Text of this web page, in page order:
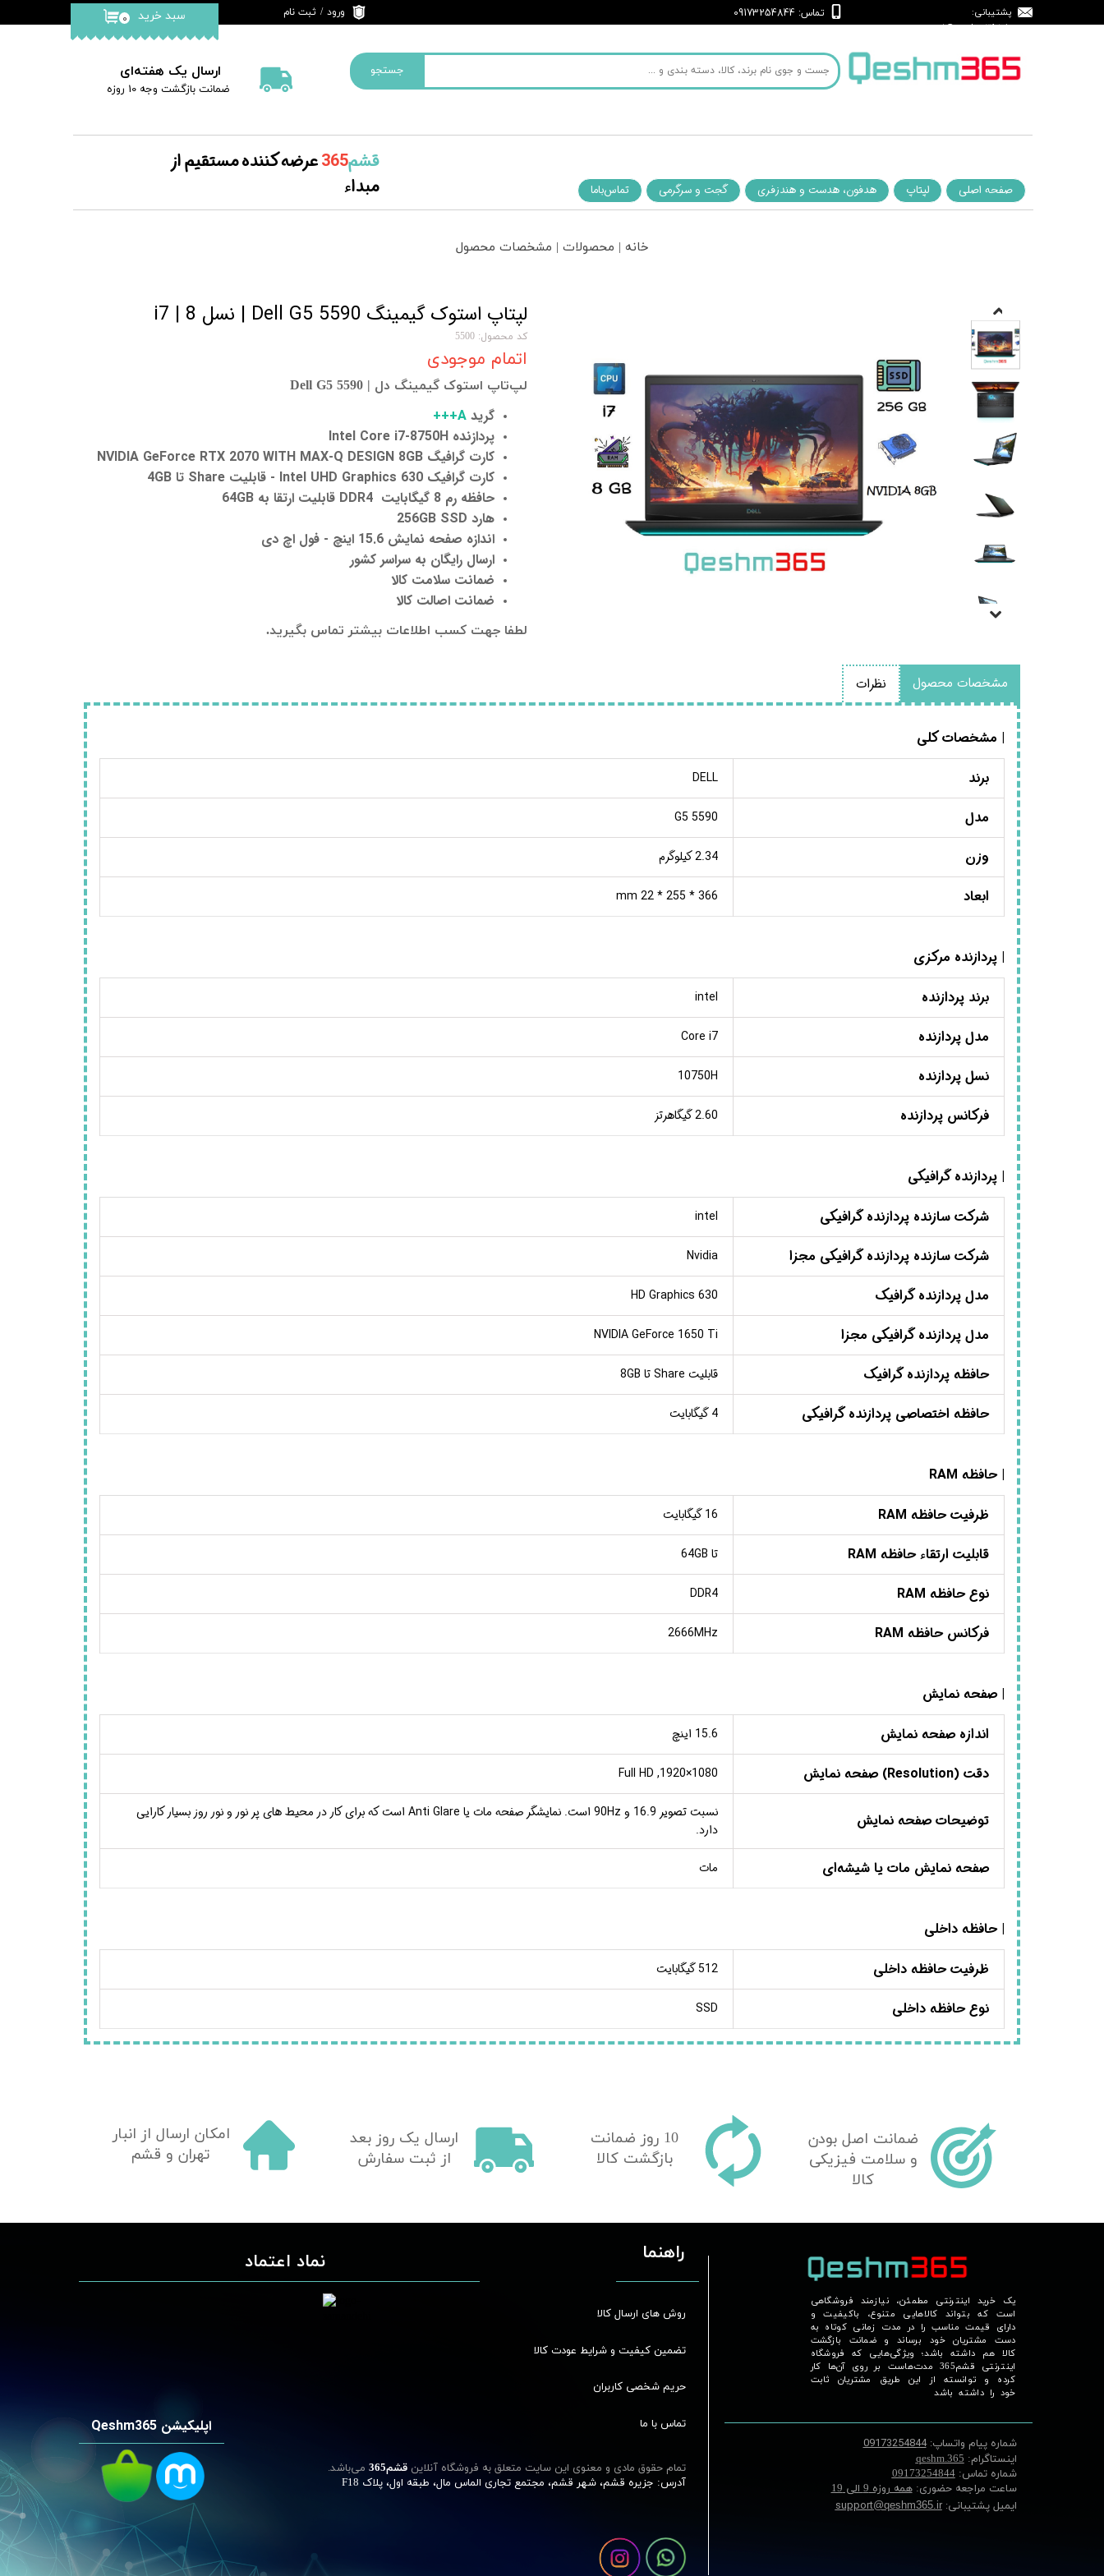
جستجو
ارسال یک هفته‌ای
​ضمانت بازگشت وجه 10 روزه
پشتیبانی:
support@qeshm365.ir
تماس: 09173254844 ۰ سبد خرید ورود / ثبت نام
تغییر گذر واژه
صفحه اصلی لپتاپ هدفون، هدست و هندزفری گجت و سرگرمی تماس‌با‌ما
قشم‌365عرضه کننده مستقیم از
مبداء
خانه | محصولات | مشخصات محصول
لپتاپ استوک گیمینگ Dell G5 5590 | نسل 8 | i7
کد محصول: 5500
اتمام موجودی
لپ‌تاپ استوک گیمینگ دل | Dell G5 5590
گرید A+++
پردازنده Intel Core i7-8750H
کارت گرافیگ NVIDIA GeForce RTX 2070 WITH MAX-Q DESIGN 8GB
کارت گرافیک Intel UHD Graphics 630 - قابلیت Share تا 4GB
حافظه رم 8 گیگابایت DDR4 قابلیت ارتقا به 64GB
هارد 256GB SSD
اندازه صفحه نمایش 15.6 اینچ - فول اچ دی
ارسال رایگان به سراسر کشور
ضمانت سلامت کالا
ضمانت اصالت کالا
لطفا جهت کسب اطلاعات بیشتر تماس بگیرید.
مشخصات محصول نظرات
| مشخصات کلی
برند
DELL
مدل G5 5590
وزن 2.34 کیلوگرم
ابعاد 366 * 255 * 22 mm
| پردازنده مرکزی
برند پردازنده
intel
مدل پردازنده Core i7
نسل پردازنده 10750H
فرکانس پردازنده 2.60 گیگاهرتز
| پردازنده گرافیکی
شرکت سازنده پردازنده گرافیکی
intel
شرکت سازنده پردازنده گرافیکی مجزا Nvidia
مدل پردازنده گرافیک HD Graphics 630
مدل پردازنده گرافیکی مجزا NVIDIA GeForce 1650 Ti
حافظه پردازنده گرافیک قابلیت Share تا 8GB
حافظه اختصاصی پردازنده گرافیکی 4 گیگابایت
| حافظه RAM
ظرفیت حافظه RAM
16 گیگابایت
قابلیت ارتقاء حافظه RAM تا 64GB
نوع حافظه RAM DDR4
فرکانس حافظه RAM 2666MHz
| صفحه نمایش
اندازه صفحه نمایش
15.6 اینچ
دقت (Resolution) صفحه نمایش 1080×1920, Full HD
توضیحات صفحه نمایش
نسبت تصویر 16.9 و 90Hz است. نمایشگر صفحه مات یا Anti Glare است که برای کار در محیط های پر نور و نور روز بسیار کارایی
دارد.
صفحه نمایش مات یا شیشه‌ای مات
| حافظه داخلی
ظرفیت حافظه داخلی
512 گیگابایت
نوع حافظه داخلی SSD
ضمانت اصل بودن
و سلامت فیزیکی
کالا
10 روز ضمانت
بازگشت کالا
​ارسال یک روز بعد
از ثبت سفارش
امکان ارسال از انبار
تهران و قشم
یک خرید اینترنتی مطمئن، نیازمند فروشگاهی
است که بتواند کالاهایی متنوع، باکیفیت و
دارای قیمت مناسب را در مدت زمانی کوتاه به
دست مشتریان خود برساند و ضمانت بازگشت
کالا هم داشته باشد؛ ویژگی‌هایی که فروشگاه
اینترنتی قشم365 مدت‌هاست بر روی آن‌ها کار
کرده و توانسته از این طریق مشتریان ثابت
خود را داشته باشد
شماره پیام واتساپ:09173254844
اینستاگرام:qeshm.365
شماره تماس:09173254844
ساعت مراجعه حضوری:همه روزه 9 الی 19
ایمیل پشتیبانی: support@qeshm365.ir
تمام حقوق مادی و معنوی این سایت متعلق به فروشگاه آنلاینقشم‌365
می‌باشد.
آدرس: جزیره قشم، شهر قشم، مجتمع تجاری الماس مال، طبقه اول، پلاک F18
نماد اعتماد راهنما
روش های ارسال کالا
تضمین کیفیت و شرایط عودت کالا
حریم شخصی کاربران
تماس با ما اپلیکیشن Qeshm365